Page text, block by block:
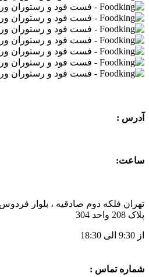
آدرس :
ساعت:
تهران فلکه دوم صادقیه ، بلوار
پلاک 208 واحد 304
از 9:30 الی 18:30
شماره تماس :